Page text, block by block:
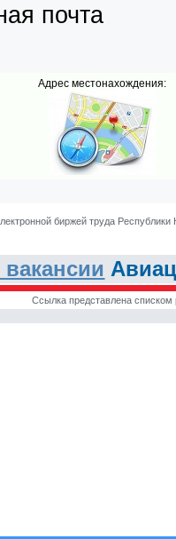
почта
Адрес местонахождения:
биржей труда Республики
Ссылка представлена списком